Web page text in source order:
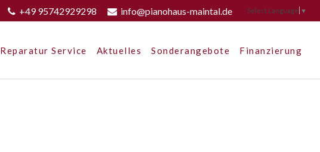
+49 95742929298 info@pianohaus-maintal.de Select Language ▼
Reparatur Service Aktuelles Sonderangebote Finanzierung